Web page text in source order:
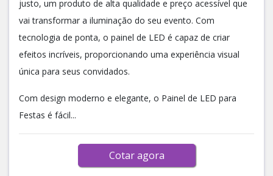
justo, um produto de alta qualidade e preço acessível que
vai transformar a iluminação do seu evento. Com
tecnologia de ponta, o painel de LED é capaz de criar
efeitos incríveis, proporcionando uma experiência visual
única para seus convidados.
Com design moderno e elegante, o Painel de LED para
Festas é fácil...
Cotar agora